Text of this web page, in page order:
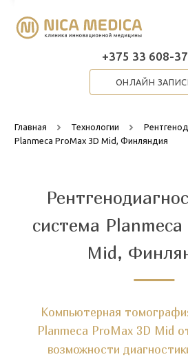
+375 33 608-
ОНЛАЙН
Главная Технологии
Planmeca ProMax 3D Mid, Финляндия
система
Mid,
Компьютерная
Planmeca ProMax 3D Mid
возможности